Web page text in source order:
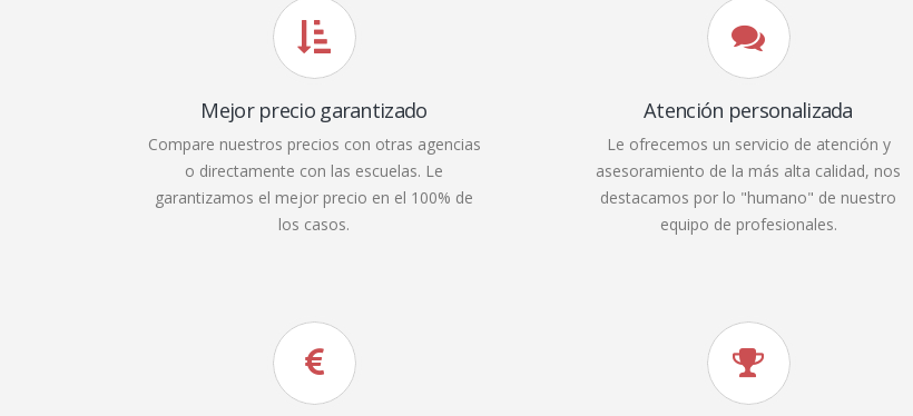
Mejor precio garantizado
Compare nuestros precios con otras agencias
o directamente con las escuelas. Le
garantizamos el mejor precio en el 100% de
los casos.
Atención personalizada
Le ofrecemos un servicio de atención y
asesoramiento de la más alta calidad, nos
destacamos por lo "humano" de nuestro
equipo de profesionales.